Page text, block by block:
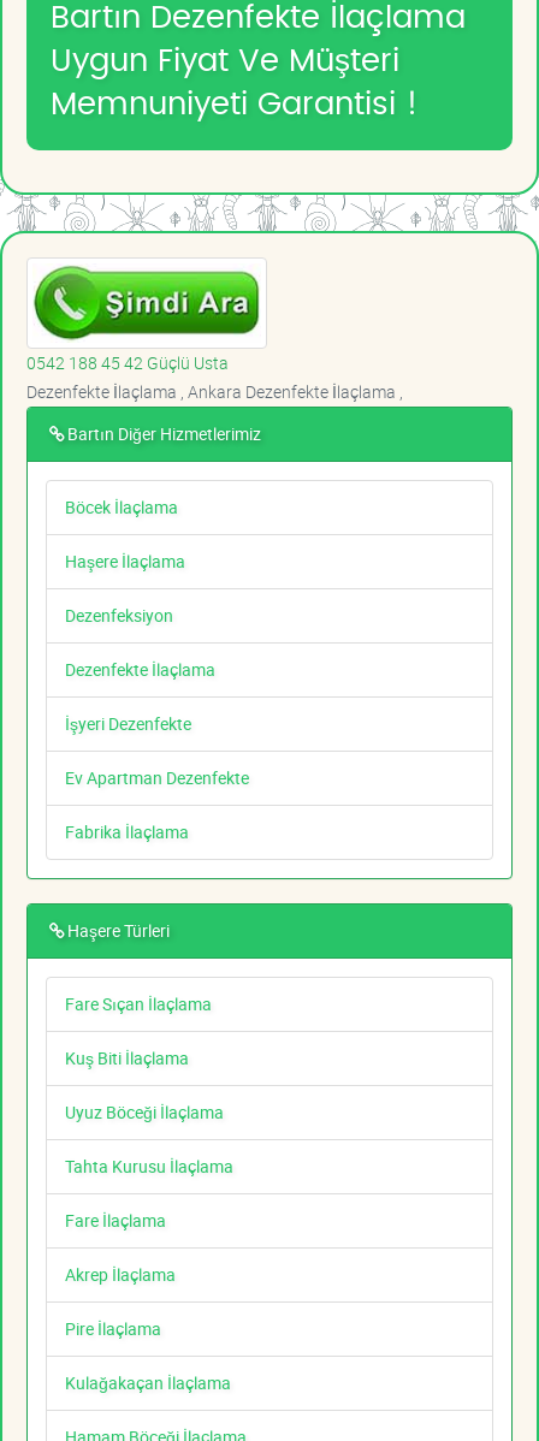
Bartın Dezenfekte İlaçlama
Uygun Fiyat Ve Müşteri
Memnuniyeti Garantisi !
0542 188 45 42 Güçlü Usta
Dezenfekte İlaçlama , Ankara Dezenfekte İlaçlama ,
Bartın Diğer Hizmetlerimiz
Böcek İlaçlama
Haşere İlaçlama
Dezenfeksiyon
Dezenfekte İlaçlama
İşyeri Dezenfekte
Ev Apartman Dezenfekte
Fabrika İlaçlama
Haşere Türleri
Fare Sıçan İlaçlama
Kuş Biti İlaçlama
Uyuz Böceği İlaçlama
Tahta Kurusu İlaçlama
Fare İlaçlama
Akrep İlaçlama
Pire İlaçlama
Kulağakaçan İlaçlama